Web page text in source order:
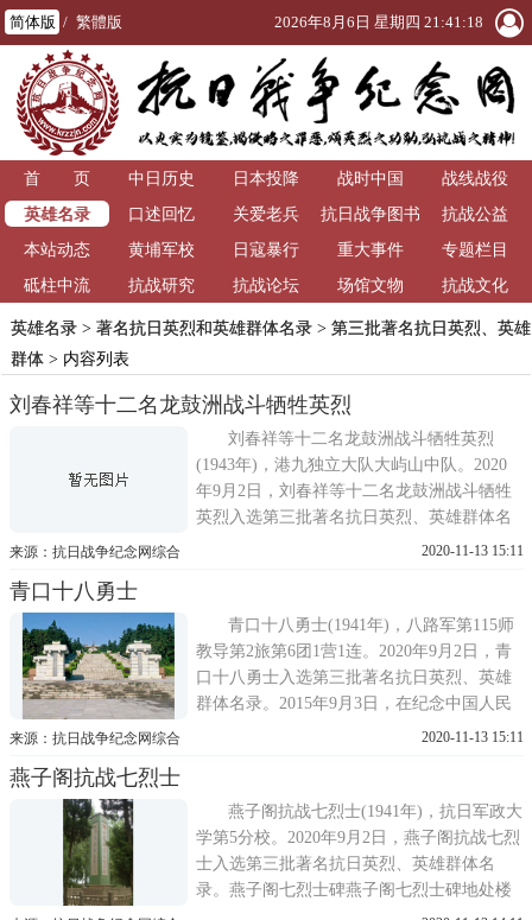
简体版 / 繁體版 2026年8月6日 星期四 21:41:18
首 页 中日历史 日本投降 战时中国
战线战役
英雄名录
口述回忆 关爱老兵
抗日战争图书
馆
抗战公益
本站动态
黄埔军校 日寇暴行 重大事件
专题栏目
砥柱中流
抗战研究 抗战论坛 场馆文物 抗战文化
英雄名录> 著名抗日英烈和英雄群体名录> 第三批著名抗日英烈、英雄
群体> 内容列表
刘春祥等十二名龙鼓洲战斗牺牲英烈
刘春祥等十二名龙鼓洲战斗牺牲英烈
(1943年)，港九独立大队大屿山中队。2020
年9月2日，刘春祥等十二名龙鼓洲战斗牺牲
英烈入选第三批著名抗日英烈、英雄群体名
来源：抗日战争纪念网综合 2020-11-13 15:11
青口十八勇士
青口十八勇士(1941年)，八路军第115师
教导第2旅第6团1营1连。2020年9月2日，青
口十八勇士入选第三批著名抗日英烈、英雄
群体名录。2015年9月3日，在纪念中国人民
抗日战争暨世界反法西斯战争胜利70周年阅
扬，格外醒目。这是一支英雄模范部队，是
中国人民解放军某部3
来源：抗日战争纪念网综合 2020-11-13 15:11
燕子阁抗战七烈士
燕子阁抗战七烈士(1941年)，抗日军政大
学第5分校。2020年9月2日，燕子阁抗战七烈
士入选第三批著名抗日英烈、英雄群体名
录。燕子阁七烈士碑燕子阁七烈士碑地处楼
王镇郭杨村五组。在抗日战争与解放战争的